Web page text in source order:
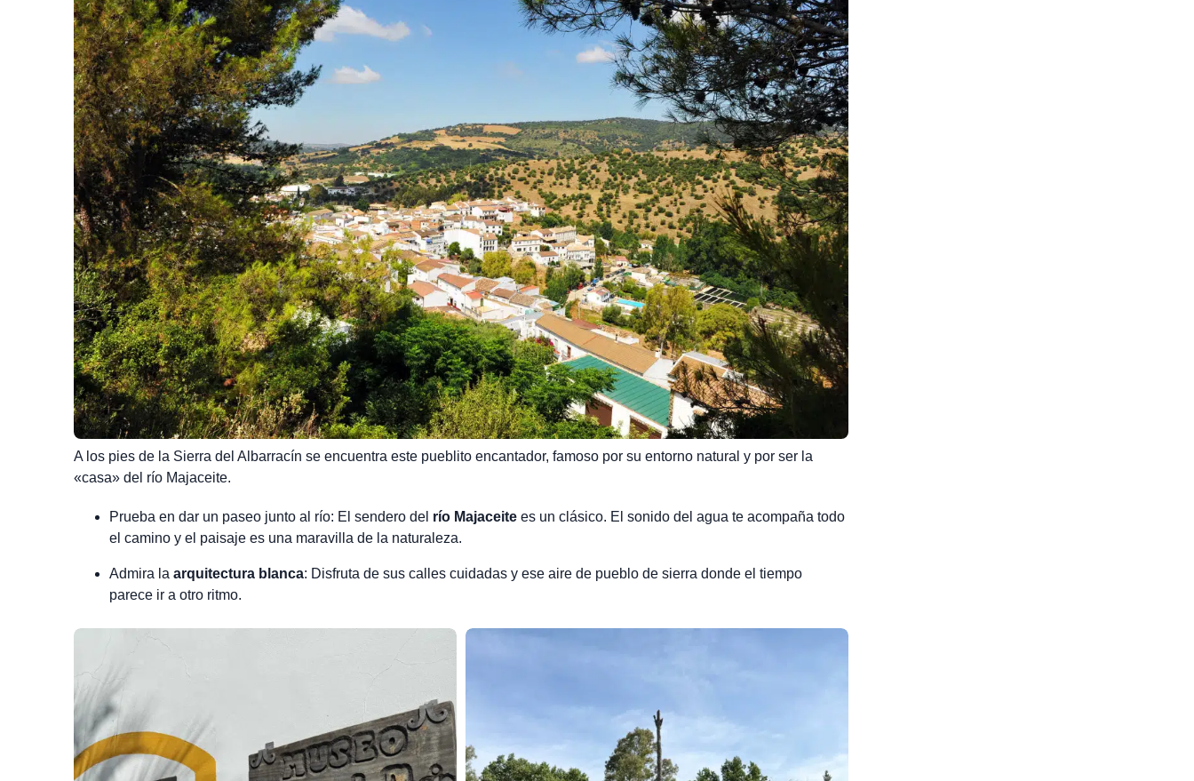
A los pies de la Sierra del Albarracín se encuentra este pueblito encantador, famoso por su entorno natural y por ser la
«casa» del río Majaceite.
Prueba en dar un paseo junto al río: El sendero del río Majaceite es un clásico. El sonido del agua te acompaña todo
el camino y el paisaje es una maravilla de la naturaleza.
Admira la arquitectura blanca: Disfruta de sus calles cuidadas y ese aire de pueblo de sierra donde el tiempo
parece ir a otro ritmo.